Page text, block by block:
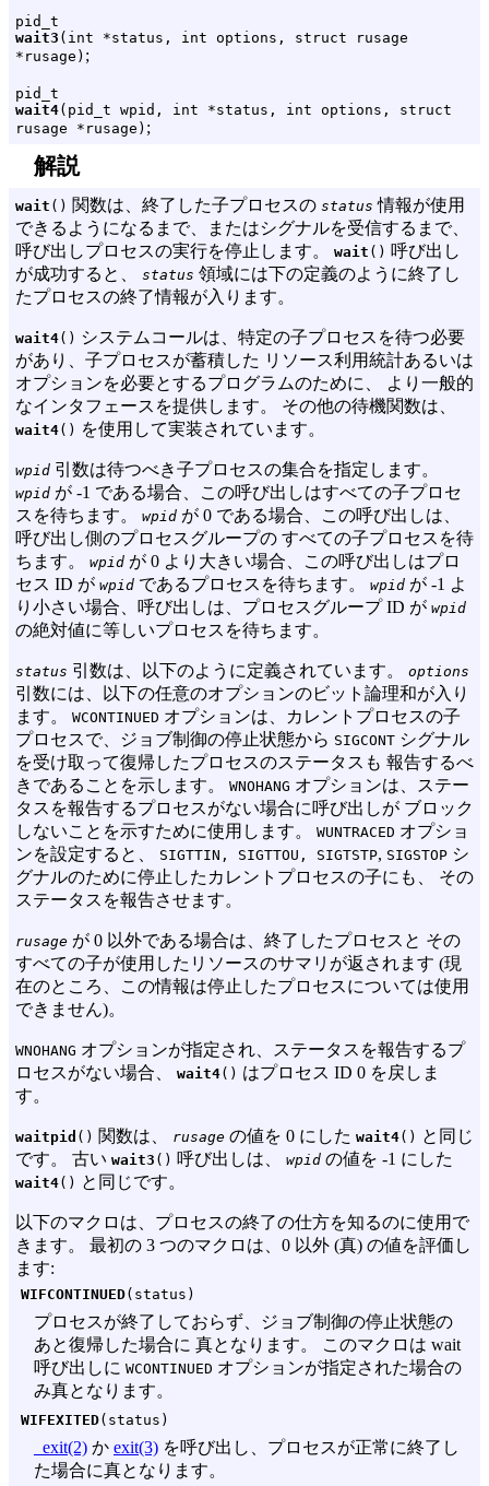
pid_t
wait3 (int *status, int options, struct rusage
*rusage) ;
pid_t
wait4(pid_t wpid, int *status, int options, struct
rusage *rusage) ;
解説
wait () 関数は、終了した子プロセスの status 情報が使用
できるようになるまで、またはシグナルを受信するまで、
呼び出しプロセスの実行を停止します。 wait () 呼び出し
が成功すると、 status 領域には下の定義のように終了し
たプロセスの終了情報が入ります。
wait4() システムコールは、特定の子プロセスを待つ必要
があり、子プロセスが蓄積した リソース利用統計あるいは
オプションを必要とするプログラムのために、 より一般的
なインタフェースを提供します。 その他の待機関数は、
wait4() を使用して実装されています。
wpid 引数は待つべき子プロセスの集合を指定します。
wpid が -1 である場合、この呼び出しはすべての子プロセ
スを待ちます。 wpid が 0 である場合、この呼び出しは、
呼び出し側のプロセスグループの すべての子プロセスを待
ちます。 wpid が 0 より大きい場合、この呼び出しはプロ
セス ID が wpid であるプロセスを待ちます。 wpid が -1 よ
り小さい場合、呼び出しは、プロセスグループ ID が wpid
の絶対値に等しいプロセスを待ちます。
status 引数は、以下のように定義されています。 options
引数には、以下の任意のオプションのビット論理和が入り
ます。 WCONTINUED オプションは、カレントプロセスの子
プロセスで、ジョブ制御の停止状態から SIGCONT シグナル
を受け取って復帰したプロセスのステータスも 報告するべ
きであることを示します。 WNOHANG オプションは、ステー
タスを報告するプロセスがない場合に呼び出しが ブロック
しないことを示すために使用します。 WUNTRACED オプショ
ンを設定すると、
SIGTTIN, SIGTTOU, SIGTSTP, SIGSTOP シ
グナルのために停止したカレントプロセスの子にも、 その
ステータスを報告させます。
rusage が 0 以外である場合は、終了したプロセスと その
すべての子が使用したリソースのサマリが返されます (現
在のところ、この情報は停止したプロセスについては使用
できません)。
WNOHANG オプションが指定され、ステータスを報告するプ
ロセスがない場合、 wait4() はプロセス ID 0 を戻しま
す。
waitpid () 関数は、 rusage の値を 0 にした wait4() と同じ
です。 古い wait3 () 呼び出しは、 wpid の値を -1 にした
wait4() と同じです。
以下のマクロは、プロセスの終了の仕方を知るのに使用で
きます。 最初の 3 つのマクロは、0 以外 (真) の値を評価し
ます:
WIFCONTINUED(status)
プロセスが終了しておらず、ジョブ制御の停止状態の
あと復帰した場合に 真となります。 このマクロは wait
呼び出しに WCONTINUED オプションが指定された場合の
み真となります。
WIFEXITED(status)
_exit(2) か exit(3) を呼び出し、プロセスが正常に終了し
た場合に真となります。